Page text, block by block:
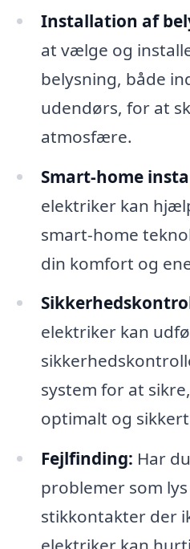
Installation af
at vælge og
belysning, både
udendørs, for at
atmosfære.
Smart-home
elektriker kan
smart-home
din komfort og
elektriker kan
system for at
optimalt og
Fejlfinding: Har
problemer som
stikkontakter der